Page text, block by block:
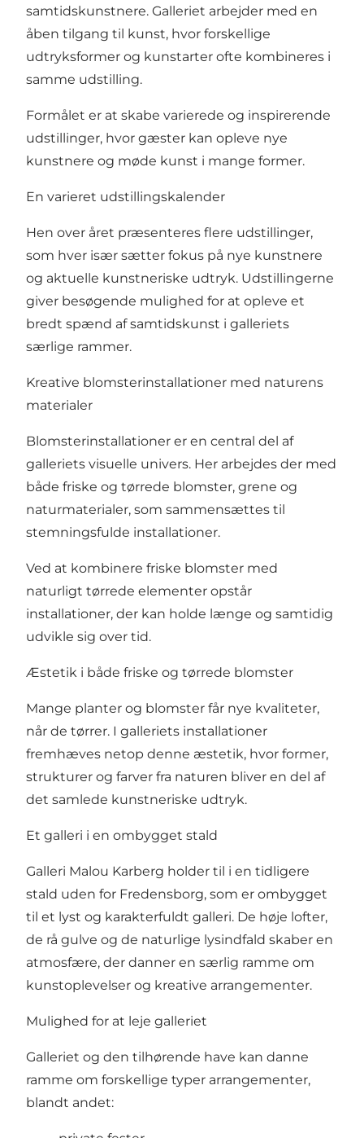
samtidskunstnere. Galleriet arbejder med en
åben tilgang til kunst, hvor forskellige
udtryksformer og kunstarter ofte kombineres i
samme udstilling.
Formålet er at skabe varierede og inspirerende
udstillinger, hvor gæster kan opleve nye
kunstnere og møde kunst i mange former.
En varieret udstillingskalender
Hen over året præsenteres flere udstillinger,
som hver især sætter fokus på nye kunstnere
og aktuelle kunstneriske udtryk. Udstillingerne
giver besøgende mulighed for at opleve et
bredt spænd af samtidskunst i galleriets
særlige rammer.
Kreative blomsterinstallationer med naturens
materialer
Blomsterinstallationer er en central del af
galleriets visuelle univers. Her arbejdes der med
både friske og tørrede blomster, grene og
naturmaterialer, som sammensættes til
stemningsfulde installationer.
Ved at kombinere friske blomster med
naturligt tørrede elementer opstår
installationer, der kan holde længe og samtidig
udvikle sig over tid.
Æstetik i både friske og tørrede blomster
Mange planter og blomster får nye kvaliteter,
når de tørrer. I galleriets installationer
fremhæves netop denne æstetik, hvor former,
strukturer og farver fra naturen bliver en del af
det samlede kunstneriske udtryk.
Et galleri i en ombygget stald
Galleri Malou Karberg holder til i en tidligere
stald uden for Fredensborg, som er ombygget
til et lyst og karakterfuldt galleri. De høje lofter,
de rå gulve og de naturlige lysindfald skaber en
atmosfære, der danner en særlig ramme om
kunstoplevelser og kreative arrangementer.
Mulighed for at leje galleriet
Galleriet og den tilhørende have kan danne
ramme om forskellige typer arrangementer,
blandt andet: